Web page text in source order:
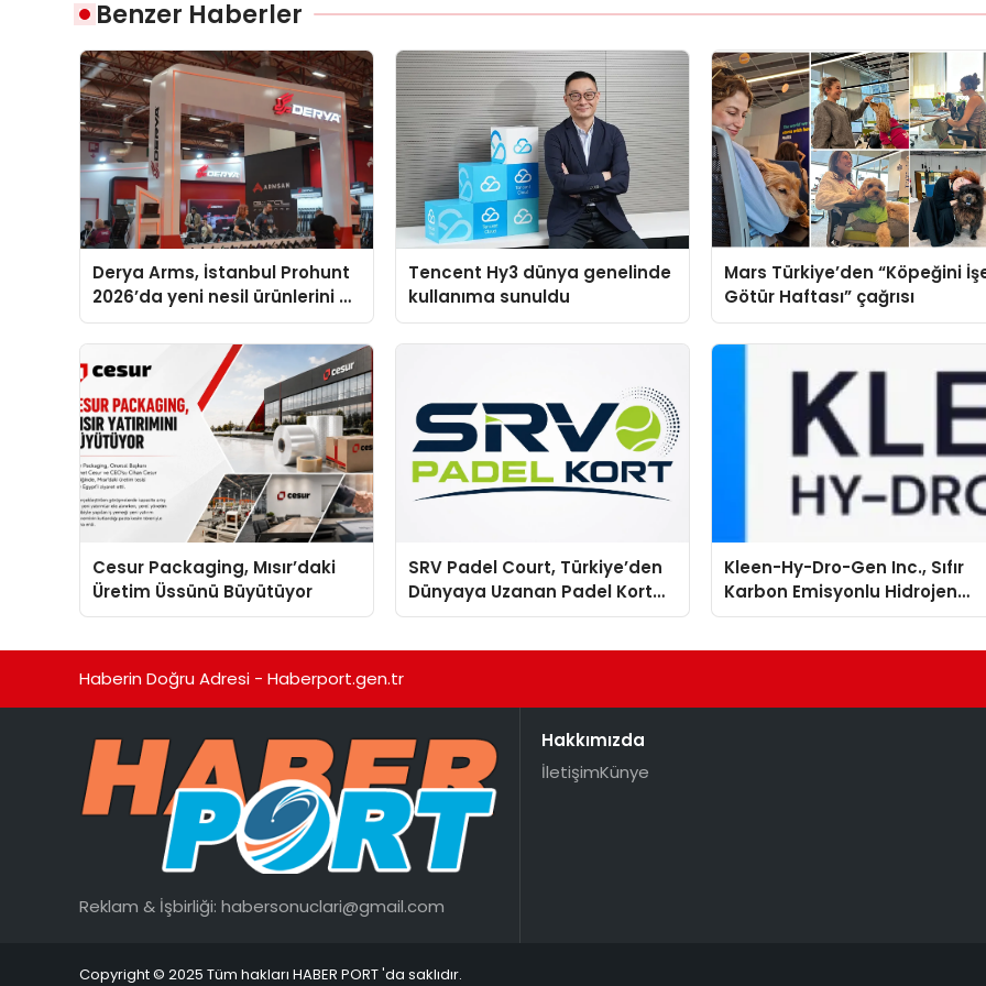
Benzer Haberler
Derya Arms, İstanbul Prohunt
2026’da yeni nesil ürünlerini ve
global marka vizyonunu
sergiledi
Tencent Hy3 dünya genelinde
kullanıma sunuldu
Mars Türkiye’den “Köpeğini
Götür Haftası” çağrısı
Cesur Packaging, Mısır’daki
Üretim Üssünü Büyütüyor
SRV Padel Court, Türkiye’den
Dünyaya Uzanan Padel Kort
Üretiminde Güvenin Adresi
Kleen-Hy-Dro-Gen Inc., Sıfır
Karbon Emisyonlu Hidrojen
Isıtma Teknolojisinde ISO ve
Haberin Doğru Adresi - Haberport.gen.tr
Reklam & İşbirliği: habersonuclari@gmail.com
Hakkımızda
İletişimKünye
Copyright © 2025 Tüm hakları HABER PORT 'da saklıdır.